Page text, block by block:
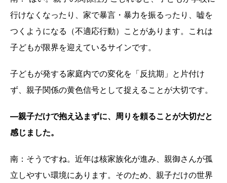
行けなくなったり、家で暴言・暴力を振るったり、嘘を
つくようになる（不適応行動）ことがあります。これは
子どもが限界を迎えているサインです。
子どもが発する家庭内での変化を「反抗期」と片付け
ず、親子関係の黄色信号として捉えることが大切です。
―親子だけで抱え込まずに、周りを頼ることが大切だと
感じました。
南：そうですね。近年は核家族化が進み、親御さんが孤
立しやすい環境にあります。そのため、親子だけの世界